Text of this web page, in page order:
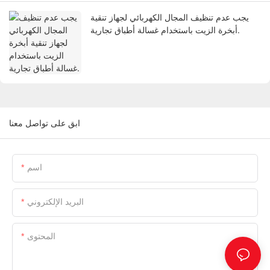
يجب عدم تنظيف المجال الكهربائي لجهاز تنقية
أبخرة الزيت باستخدام غسالة أطباق تجارية.
ابق على تواصل معنا
اسم
البريد الإلكتروني
المحتوى